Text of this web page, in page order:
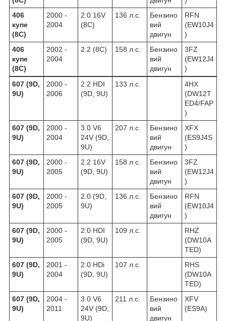
406
купе
(8C)
2000 -
2004
2.0 16V
(8C)
136 л.с.
Бензино
вий
двигун
RFN
(EW10J4
)
406
купе
(8C)
2002 -
2004
2.2 (8C) 158 л.с.
Бензино
вий
двигун
3FZ
(EW12J4
)
607 (9D,
9U)
2000 -
2006
2.2 HDI
(9D, 9U)
133 л.с.
4HX
(DW12T
ED4/FAP
)
607 (9D,
9U)
2000 -
2004
3.0 V6
24V (9D,
9U)
207 л.с.
Бензино
вий
двигун
XFX
(ES9J4S
)
607 (9D,
9U)
2000 -
2005
2.2 16V
(9D, 9U)
158 л.с.
Бензино
вий
двигун
3FZ
(EW12J4
)
607 (9D,
9U)
2000 -
2005
2.0 (9D,
9U)
136 л.с.
Бензино
вий
двигун
RFN
(EW10J4
)
607 (9D,
9U)
2000 -
2005
2.0 HDI
(9D, 9U)
109 л.с.
RHZ
(DW10A
TED)
607 (9D,
9U)
2001 -
2004
2.0 HDi
(9D, 9U)
107 л.с.
RHS
(DW10A
TED)
607 (9D,
9U)
2004 -
2011
3.0 V6
24V (9D,
9U)
211 л.с.
Бензино
вий
двигун
XFV
(ES9A)